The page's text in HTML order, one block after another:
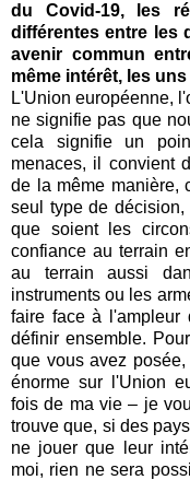
du Covid-19, les
différentes entre les
avenir commun
même intérêt, les
L'Union européenne,
ne signifie pas que
cela signifie un
menaces, il convient
de la même manière,
seul type de
que soient les
confiance au terrain
au terrain aussi
instruments ou les
faire face à l'ampleur
définir ensemble.
que vous avez
énorme sur l'Union
fois de ma vie – je
trouve que, si des
ne jouer que leur
moi, rien ne sera